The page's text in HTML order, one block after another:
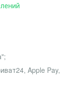
Apple Pay,